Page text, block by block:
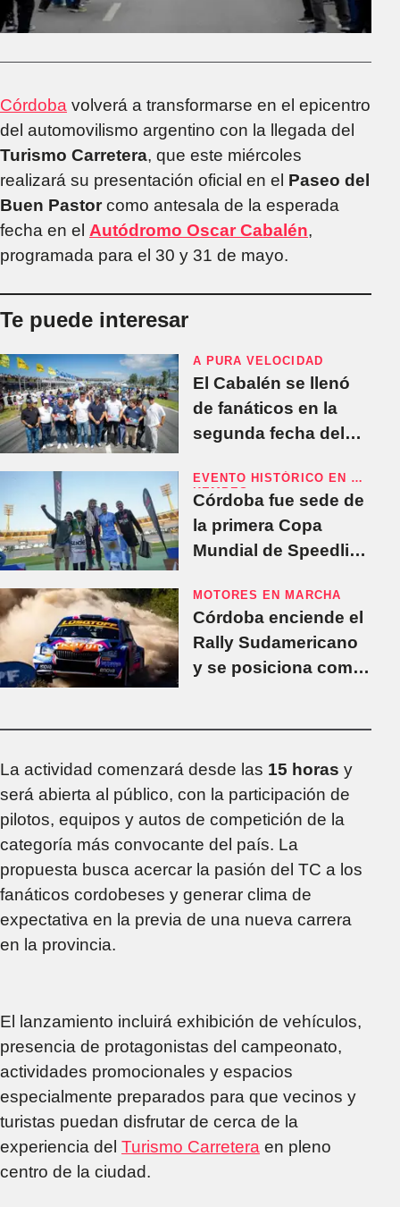
Córdoba volverá a transformarse en el epicentro
del automovilismo argentino con la llegada del
Turismo Carretera, que este miércoles
realizará su presentación oficial en el Paseo del
Buen Pastorcomo antesala de la esperada
fecha en el Autódromo Oscar Cabalén,
programada para el 30 y 31 de mayo.
Te puede interesar
A PURA VELOCIDAD
El Cabalén se llenó
de fanáticos en la
segunda fecha del
EVENTO HISTÓRICO EN EL
KEMPES
Córdoba fue sede de
la primera Copa
Mundial de Speedline
hito internacional
MOTORES EN MARCHA
Córdoba enciende el
Rally Sudamericano
y se posiciona como
La actividad comenzará desde las 15 horas y
será abierta al público, con la participación de
pilotos, equipos y autos de competición de la
categoría más convocante del país. La
propuesta busca acercar la pasión del TC a los
fanáticos cordobeses y generar clima de
expectativa en la previa de una nueva carrera
en la provincia.
El lanzamiento incluirá exhibición de vehículos,
presencia de protagonistas del campeonato,
actividades promocionales y espacios
especialmente preparados para que vecinos y
turistas puedan disfrutar de cerca de la
experiencia del Turismo Carretera en pleno
centro de la ciudad.